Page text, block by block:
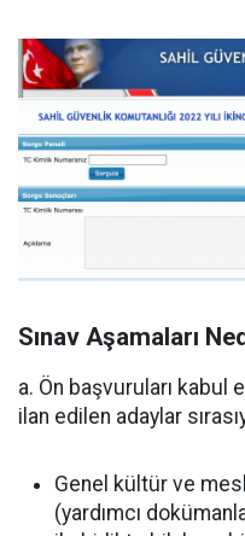
Sınav Aşamaları
a. Ön başvuruları kabul
ilan edilen adaylar
Genel kültür ve
(yardımcı